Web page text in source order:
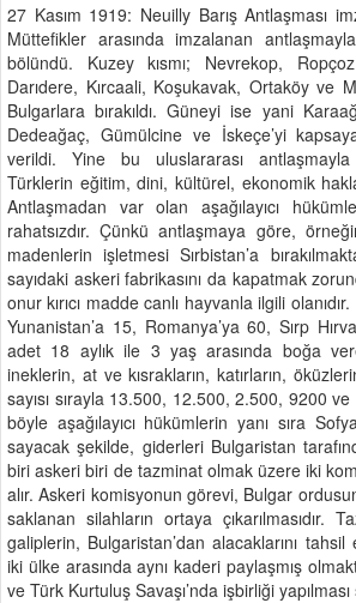
27 Kasım 1919: Neuilly Barış Antlaşması
Müttefikler arasında imzalanan
bölündü. Kuzey kısmı; Nevrekop,
Darıdere, Kırcaali, Koşukavak, Ortaköy ve
Bulgarlara bırakıldı. Güneyi ise yani
Dedeağaç, Gümülcine ve İskeçe’yi
verildi. Yine bu uluslararası antlaşmayla
Türklerin eğitim, dini, kültürel, ekonomik
Antlaşmadan var olan aşağılayıcı
rahatsızdır. Çünkü antlaşmaya göre,
madenlerin işletmesi Sırbistan’a
sayıdaki askeri fabrikasını da kapatmak
onur kırıcı madde canlı hayvanla ilgili
Yunanistan’a 15, Romanya’ya 60, Sırp
adet 18 aylık ile 3 yaş arasında boğa
ineklerin, at ve kısrakların, katırların,
sayısı sırayla 13.500, 12.500, 2.500, 9200
böyle aşağılayıcı hükümlerin yanı sıra
sayacak şekilde, giderleri Bulgaristan
biri askeri biri de tazminat olmak üzere iki
alır. Askeri komisyonun görevi, Bulgar
saklanan silahların ortaya çıkarılmasıdır.
galiplerin, Bulgaristan’dan alacaklarını
iki ülke arasında aynı kaderi paylaşmış
ve Türk Kurtuluş Savaşı’nda işbirliği